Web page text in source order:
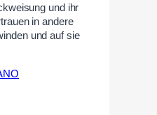
und ihr
in andere
und auf sie